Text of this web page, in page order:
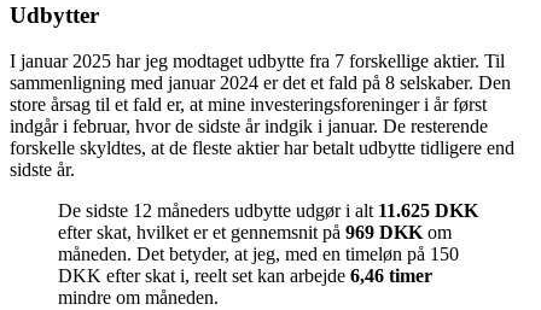
Udbytter
I januar 2025 har jeg modtaget udbytte fra 7 forskellige aktier. Til
sammenligning med januar 2024 er det et fald på 8 selskaber. Den
store årsag til et fald er, at mine investeringsforeninger i år først
indgår i februar, hvor de sidste år indgik i januar. De resterende
forskelle skyldtes, at de fleste aktier har betalt udbytte tidligere end
sidste år.
De sidste 12 måneders udbytte udgør i alt 11.625 DKK
efter skat, hvilket er et gennemsnit på 969 DKK om
måneden. Det betyder, at jeg, med en timeløn på 150
DKK efter skat i, reelt set kan arbejde 6,46 timer
mindre om måneden.